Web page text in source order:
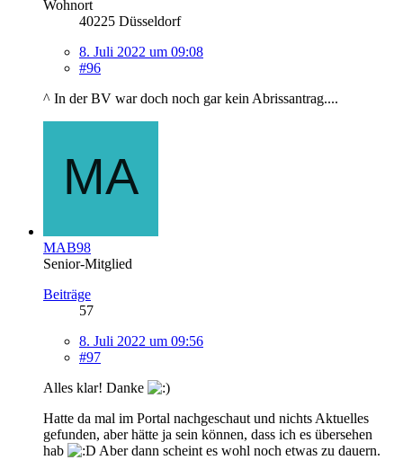
Wohnort
40225 Düsseldorf
8. Juli 2022 um 09:08
#96
^ In der BV war doch noch gar kein Abrissantrag....
MAB98
Senior-Mitglied
Beiträge
57
8. Juli 2022 um 09:56
#97
Alles klar! Danke
Hatte da mal im Portal nachgeschaut und nichts Aktuelles
gefunden, aber hätte ja sein können, dass ich es übersehen
hab
Aber dann scheint es wohl noch etwas zu dauern.